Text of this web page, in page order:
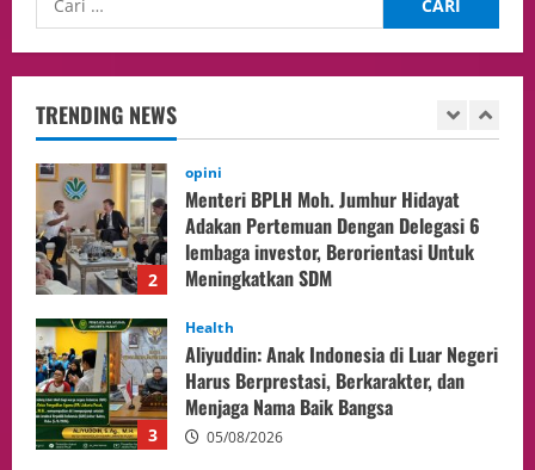
TRENDING NEWS
2
Adakan Pertemuan Dengan Delegasi 6
3
Health
Aliyuddin: Anak Indonesia di Luar Negeri
Harus Berprestasi, Berkarakter, dan
Menjaga Nama Baik Bangsa
05/08/2026
4
Event
Putusan Diundur Lagi, Pernyataan
Hakim pada Sidang Sebelumnya Jadi
Sorotan
05/08/2026